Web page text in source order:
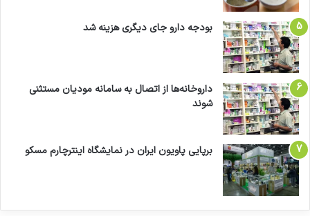
بودجه دارو جای دیگری هزینه شد
داروخانه‌ها از اتصال به سامانه مودیان مستثنی
شوند
برپایی پاویون ایران در نمایشگاه اینترچارم مسکو